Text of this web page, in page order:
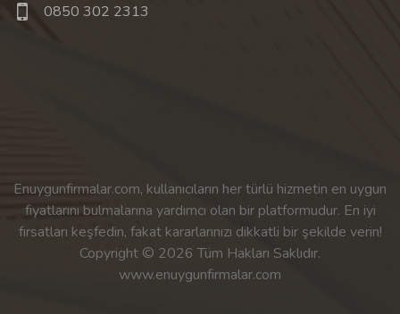
0850 302 2313
Enuygunfirmalar.com, kullanıcıların her türlü hizmetin en uygun
fiyatlarını bulmalarına yardımcı olan bir platformudur. En iyi
fırsatları keşfedin, fakat kararlarınızı dikkatli bir şekilde verin!
Copyright © 2026 Tüm Hakları Saklıdır.
www.enuygunfirmalar.com